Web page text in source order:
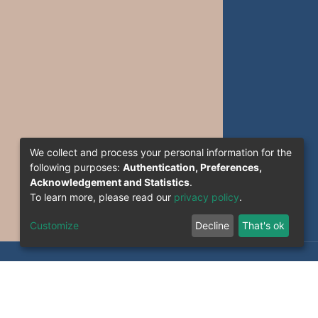
We collect and process your personal information for the
following purposes: Authentication, Preferences,
Acknowledgement and Statistics.
To learn more, please read our privacy policy.
Customize Decline That's ok